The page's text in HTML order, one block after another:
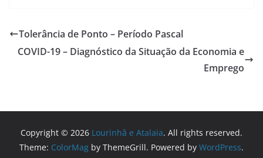
Tolerância de Ponto – Período Pascal
COVID-19 – Diagnóstico da Situação da Economia e
Emprego
Copyright © 2026 Lourinhã e Atalaia. All rights reserved.
Theme: ColorMag by ThemeGrill. Powered by WordPress.